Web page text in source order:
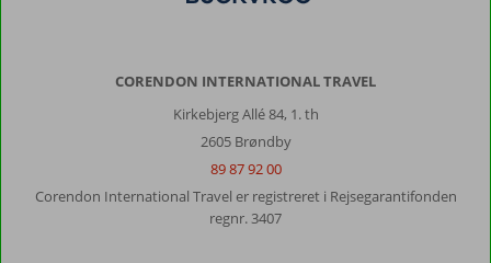
CORENDON INTERNATIONAL TRAVEL
Kirkebjerg Allé 84, 1. th
2605 Brøndby
89 87 92 00
Corendon International Travel er registreret i Rejsegarantifonden
regnr. 3407